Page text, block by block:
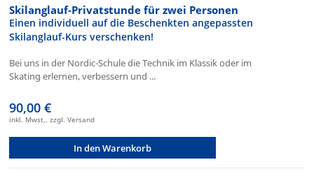
Skilanglauf-Privatstunde für zwei Personen
Einen individuell auf die Beschenkten angepassten
Skilanglauf-Kurs verschenken!
Bei uns in der Nordic-Schule die Technik im Klassik oder im
Skating erlernen, verbessern und ...
90,00 €
inkl. Mwst., zzgl. Versand
In den Warenkorb